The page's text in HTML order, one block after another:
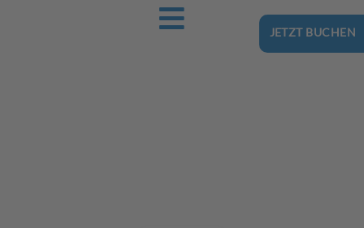
JETZT BUCHEN